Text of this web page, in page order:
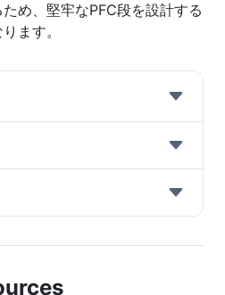
め、堅牢なPFC段を設計する
ます。